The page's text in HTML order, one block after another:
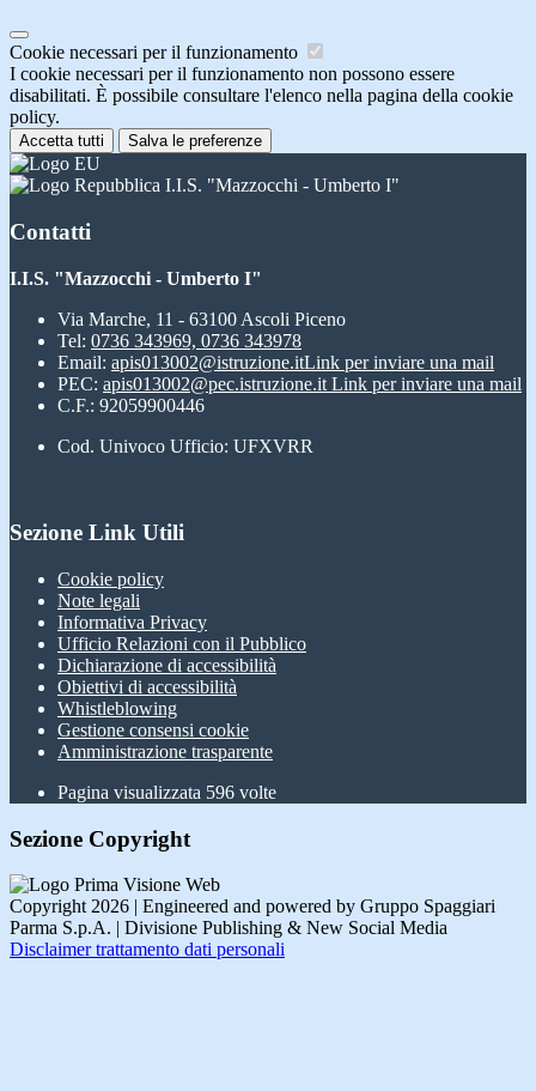
Cookie necessari per il funzionamento
I cookie necessari per il funzionamento non possono essere
disabilitati. È possibile consultare l'elenco nella pagina della cookie
policy.
Accetta tutti Salva le preferenze
I.I.S. "Mazzocchi - Umberto I"
Contatti
I.I.S. "Mazzocchi - Umberto I"
Via Marche, 11 - 63100 Ascoli Piceno
Tel: 0736 343969, 0736 343978
Email: apis013002@istruzione.itLink per inviare una mail
PEC: apis013002@pec.istruzione.it Link per inviare una mail
C.F.: 92059900446
Cod. Univoco Ufficio: UFXVRR
Sezione Link Utili
Cookie policy
Note legali
Informativa Privacy
Ufficio Relazioni con il Pubblico
Dichiarazione di accessibilità
Obiettivi di accessibilità
Whistleblowing
Gestione consensi cookie
Amministrazione trasparente
Pagina visualizzata 596 volte
Sezione Copyright
Copyright 2026 | Engineered and powered by Gruppo Spaggiari
Parma S.p.A. | Divisione Publishing & New Social Media
Disclaimer trattamento dati personali